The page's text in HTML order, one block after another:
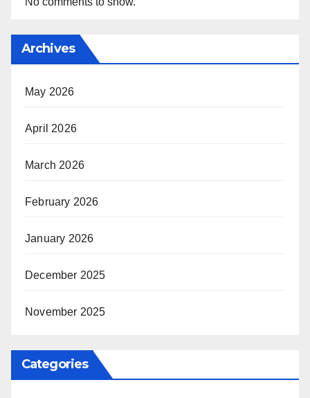
Archives
May 2026
April 2026
March 2026
February 2026
January 2026
December 2025
November 2025
Categories